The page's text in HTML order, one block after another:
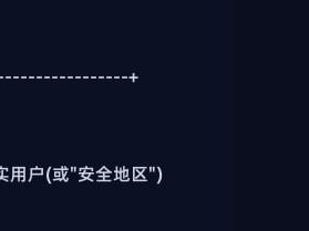
+
用户(或"安全地区")